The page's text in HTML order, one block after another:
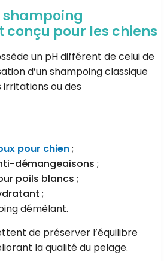
shampoing
pour les chiens
un pH différent de celui de
d’un shampoing classique
ou des
pour chien;
démangeaisons ;
poils blancs ;
;
démêlant.
de préserver l’équilibre
la qualité du pelage.